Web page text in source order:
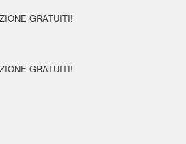
GRATUITI!
GRATUITI!